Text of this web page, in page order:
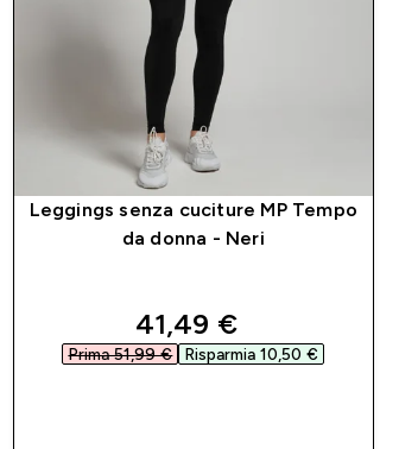
Leggings senza cuciture MP Tempo
da donna - Neri
discounted price
41,49 €‎
Prima 51,99 €‎ Risparmia 10,50 €‎